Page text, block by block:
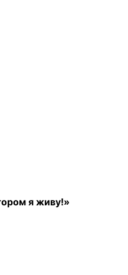
я живу!»